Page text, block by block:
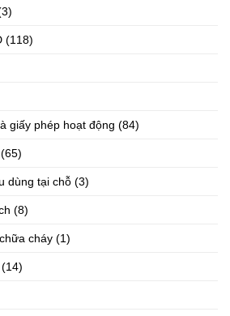
(118)
giấy phép hoạt động (84)
(65)
dùng tại chỗ (3)
(8)
cháy (1)
(14)